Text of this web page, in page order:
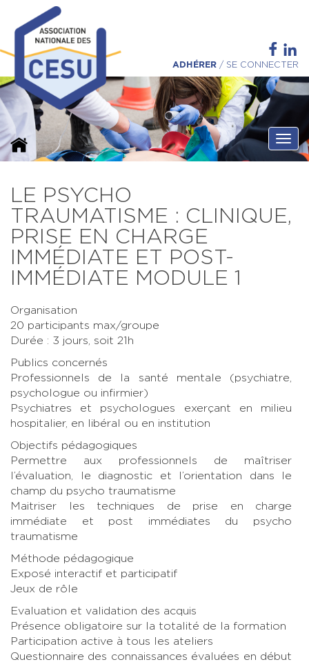
ADHÉRER / SE CONNECTER
LE PSYCHO
TRAUMATISME : CLINIQUE,
PRISE EN CHARGE
IMMÉDIATE ET POST-
IMMÉDIATE MODULE 1
Organisation
20 participants max/groupe
Durée : 3 jours, soit 21h
Publics concernés
Professionnels de la santé mentale (psychiatre,
psychologue ou infirmier)
Psychiatres et psychologues exerçant en milieu
hospitalier, en libéral ou en institution
Objectifs pédagogiques
Permettre aux professionnels de maîtriser
l’évaluation, le diagnostic et l’orientation dans le
champ du psycho traumatisme
Maitriser les techniques de prise en charge
immédiate et post immédiates du psycho
traumatisme
Méthode pédagogique
Exposé interactif et participatif
Jeux de rôle
Evaluation et validation des acquis
Présence obligatoire sur la totalité de la formation
Participation active à tous les ateliers
Questionnaire des connaissances évaluées en début